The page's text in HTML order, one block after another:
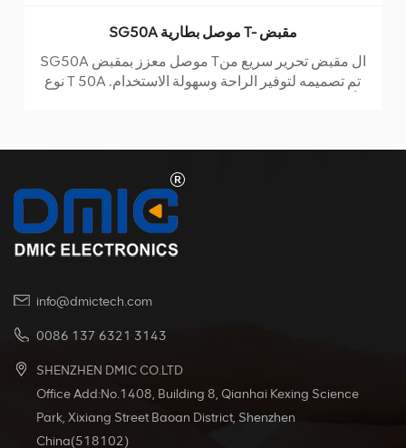
SG50A موصل بطارية T- مقبض
SG50A موصل معزز بمقبض Tال مقبض تحرير سريع من
نوع T 50A تم تصميمه لتوفير الراحة وسهولة الاستخدام.
فولت. يمكنها تحمل مجموعة كبيرة من درجات حرارة
التشغيل ، من -20 درجة مئوية إلى + 125 درجة مئوية ، مما
info@dmictech.com
0086 137 6321 3143
SHENZHEN DMIC CO.LTD
Office Add:No.1408, Building 8, Qianhai Kexing Science
Park, Xixiang Street Baoan District, Shenzhen
China(518102)